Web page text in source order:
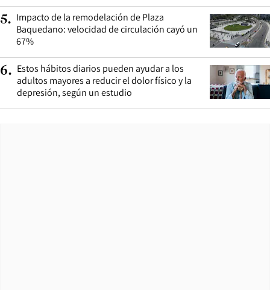
5. Impacto de la remodelación de Plaza
Baquedano: velocidad de circulación cayó un
67%
6. Estos hábitos diarios pueden ayudar a los
adultos mayores a reducir el dolor físico y la
depresión, según un estudio